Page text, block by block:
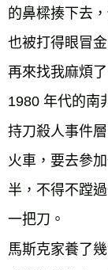
的鼻樑揍下去
也被打得眼冒
再來找我麻煩了
1980 年代的南
持刀殺人事件
火車，要去參
半，不得不蹚
一把刀。
馬斯克家養了